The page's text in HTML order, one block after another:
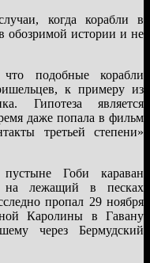
когда корабли в
обозримой истории и не
подобные корабли
к примеру из
Гипотеза является
даже попала в фильм
третьей степени»
Гоби караван
на лежащий в песках
пропал 29 ноября
Каролины в Гавану
через Бермудский